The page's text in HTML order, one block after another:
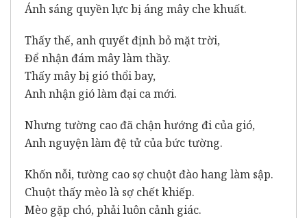
Ánh sáng quyền lực bị áng mây che khuất.
Thấy thế, anh quyết định bỏ mặt trời,
Để nhận đám mây làm thầy.
Thấy mây bị gió thổi bay,
Anh nhận gió làm đại ca mới.
Nhưng tường cao đã chận hướng đi của gió,
Anh nguyện làm đệ tử của bức tường.
Khốn nỗi, tường cao sợ chuột đào hang làm sập.
Chuột thấy mèo là sợ chết khiếp.
Mèo gặp chó, phải luôn cảnh giác.